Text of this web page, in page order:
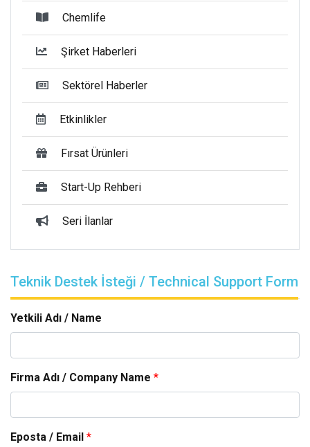
Chemlife
Şirket Haberleri
Sektörel Haberler
Etkinlikler
Fırsat Ürünleri
Start-Up Rehberi
Seri İlanlar
Teknik Destek İsteği / Technical Support Form
Yetkili Adı / Name
Firma Adı / Company Name *
Eposta / Email *